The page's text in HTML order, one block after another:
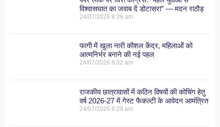
विश्वासघात का जवाब दें डोटासरा” — मदन राठौड़
24/07/20268:39 am
फागी में खुला नारी कौशल केंद्र, महिलाओं को
आत्मनिर्भर बनाने की नई पहल
24/07/20268:32 am
राजकीय छात्रावासों में कठिन विषयों की कोचिंग हेतु
वर्ष 2026-27 में गेस्ट फैकल्टी के आवेदन आमंत्रित
24/07/20268:29 am